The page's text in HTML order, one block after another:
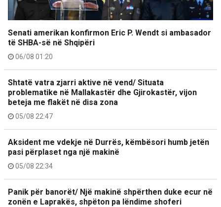
Senati amerikan konfirmon Eric P. Wendt si ambasador
të SHBA-së në Shqipëri
06/08 01:20
Shtatë vatra zjarri aktive në vend/ Situata
problematike në Mallakastër dhe Gjirokastër, vijon
beteja me flakët në disa zona
05/08 22:47
Aksident me vdekje në Durrës, këmbësori humb jetën
pasi përplaset nga një makinë
05/08 22:34
Panik për banorët/ Një makinë shpërthen duke ecur në
zonën e Laprakës, shpëton pa lëndime shoferi